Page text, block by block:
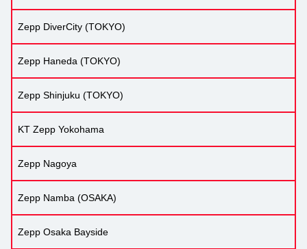
Zepp DiverCity (TOKYO)
Zepp Haneda (TOKYO)
Zepp Shinjuku (TOKYO)
KT Zepp Yokohama
Zepp Nagoya
Zepp Namba (OSAKA)
Zepp Osaka Bayside